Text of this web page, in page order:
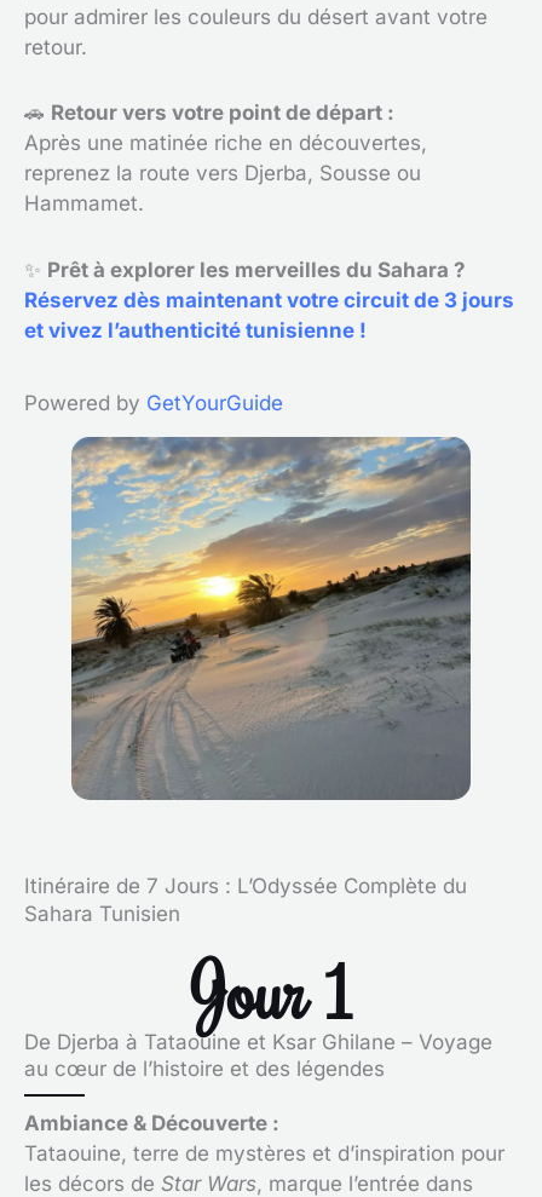
pour admirer les couleurs du désert avant votre
retour.
🚗 Retour vers votre point de départ :
Après une matinée riche en découvertes,
reprenez la route vers Djerba, Sousse ou
Hammamet.
✨ Prêt à explorer les merveilles du Sahara ?
Réservez dès maintenant votre circuit de 3 jours
et vivez l’authenticité tunisienne !
Powered by GetYourGuide
Itinéraire de 7 Jours : L’Odyssée Complète du
Sahara Tunisien
Jour 1
De Djerba à Tataouine et Ksar Ghilane – Voyage
au cœur de l’histoire et des légendes
Ambiance & Découverte :
Tataouine, terre de mystères et d’inspiration pour
les décors de Star Wars, marque l’entrée dans